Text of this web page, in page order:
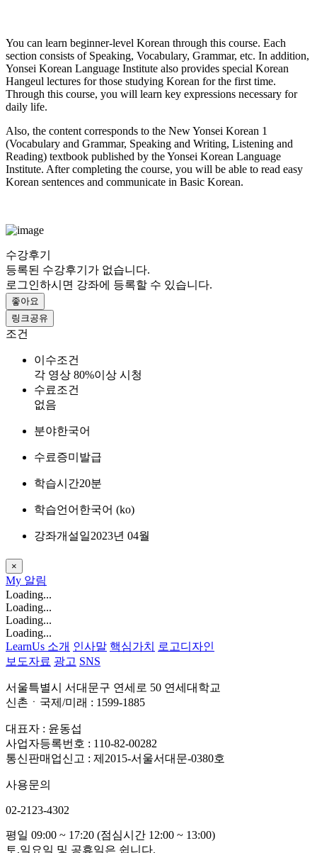
You can learn beginner-level Korean through this course. Each
section consists of Speaking, Vocabulary, Grammar, etc. In addition,
Yonsei Korean Language Institute also provides special Korean
Hangeul lectures for those studying Korean for the first time.
Through this course, you will learn key expressions necessary for
daily life.
Also, the content corresponds to the New Yonsei Korean 1
(Vocabulary and Grammar, Speaking and Writing, Listening and
Reading) textbook published by the Yonsei Korean Language
Institute. After completing the course, you will be able to read easy
Korean sentences and communicate in Basic Korean.
수강후기
등록된 수강후기가 없습니다.
로그인하시면 강좌에 등록할 수 있습니다.
좋아요
링크공유
조건
이수조건
각 영상 80%이상 시청
수료조건
없음
분야한국어
수료증미발급
학습시간20분
학습언어 한국어 ‎(ko)‎
강좌개설일2023년 04월
×
My 알림
Loading...
Loading...
Loading...
Loading...
LearnUs 소개 인사말 핵심가치
로고디자인
보도자료 광고 SNS
서울특별시 서대문구 연세로 50 연세대학교
신촌ㆍ국제/미래 : 1599-1885
대표자 : 윤동섭
사업자등록번호 : 110-82-00282
통신판매업신고 : 제2015-서울서대문-0380호
사용문의
02-2123-4302
평일 09:00 ~ 17:20 (점심시간 12:00 ~ 13:00)
토,일요일 및 공휴일은 쉽니다.